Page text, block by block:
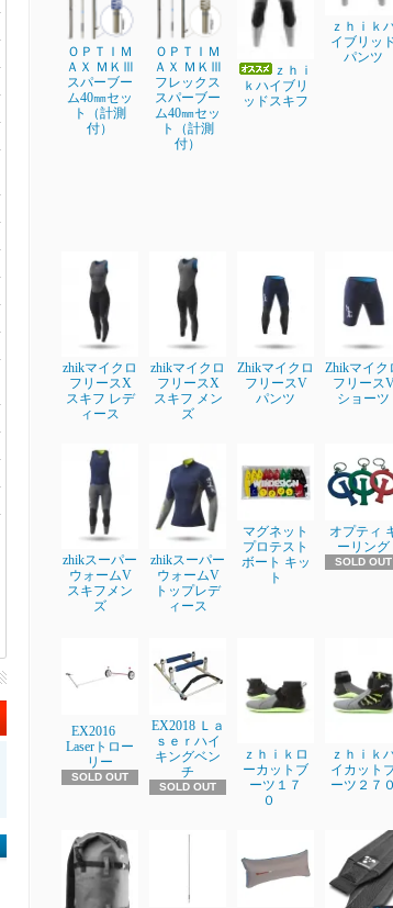
ＯＰＴＩＭ
ＡＸ ＭＫⅢ
スパーブー
ム40㎜セッ
ト（計測
付）
ＯＰＴＩＭ
ＡＸ ＭＫⅢ
フレックス
スパーブー
ム40㎜セッ
ト（計測
付）
ｚｈｉ
ｋハイブリ
ッドスキフ
ｚｈｉｋ
イブリッ
パンツ
zhikマイクロ
フリースX
スキフ レデ
ィース
zhikマイクロ
フリースX
スキフ メン
ズ
Zhikマイクロ
フリースV
パンツ
Zhikマイク
フリース
ショーツ
zhikスーパー
ウォームV
スキフメン
ズ
zhikスーパー
ウォームV
トップレデ
ィース
マグネット
プロテスト
ボート キッ
ト
オプティ
ーリング
SOLD OUT
EX2016
Laserトロー
リー
SOLD OUT
EX2018 Ｌａ
ｓｅｒハイ
キングベン
チ
SOLD OUT
ｚｈｉｋロ
ーカットブ
ーツ１７
０
ｚｈｉｋ
イカット
ーツ２７０